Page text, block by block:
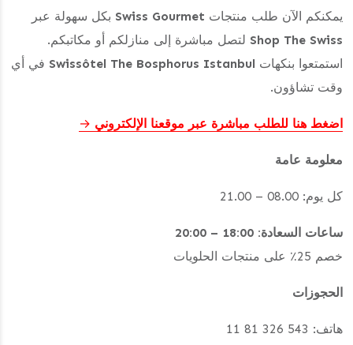
يمكنكم الآن طلب منتجات Swiss Gourmet بكل سهولة عبر
Shop The Swiss لتصل مباشرة إلى منازلكم أو مكاتبكم.
استمتعوا بنكهات Swissôtel The Bosphorus Istanbul في أي
وقت تشاؤون.
اضغط هنا للطلب مباشرة عبر موقعنا الإلكتروني
معلومة عامة
كل يوم: 08.00 – 21.00
ساعات السعادة: 18:00 – 20:00
خصم 25٪ على منتجات الحلويات
الحجوزات
هاتف: 543 326 81 11